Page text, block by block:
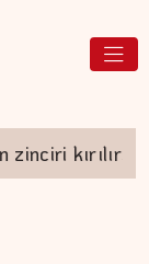
zinciri de